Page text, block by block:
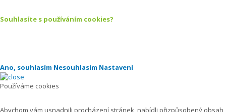
Souhlasíte s používáním cookies?
Ano, souhlasím Nesouhlasím Nastavení
Používáme cookies
Abychom vám usnadnili procházení stránek, nabídli přizpůsobený obsah